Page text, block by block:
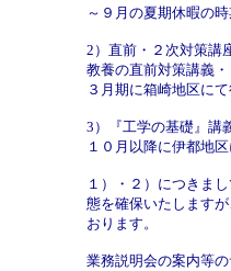
～９月の夏期休暇の
2）直前・２次対策講
教養の直前対策講義
３月期に箱崎地区に
3）『工学の基礎』講
１０月以降に伊都地
１）・２）につきま
態を確保いたします
おります。
業務説明会の案内等